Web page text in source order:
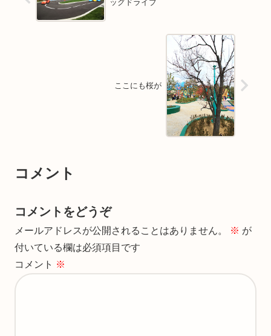
ッグドライブ
ここにも桜が
コメント
コメントをどうぞ
メールアドレスが公開されることはありません。 ※ が
付いている欄は必須項目です
コメント ※